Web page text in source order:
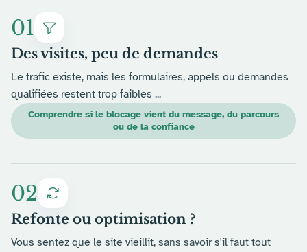
01
Des visites, peu de demandes
Le trafic existe, mais les formulaires, appels ou demandes
qualifiées restent trop faibles ...
Comprendre si le blocage vient du message, du parcours
ou de la confiance
02
Refonte ou optimisation ?
Vous sentez que le site vieillit, sans savoir s'il faut tout